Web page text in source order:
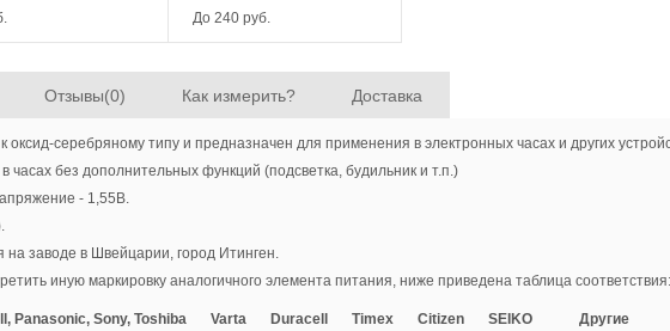
До 240 руб.
Отзывы(0) Как измерить? Доставка
серебряному типу и предназначен для применения в электронных часах и других
часах без дополнительных функций (подсветка, будильник и т.п.)
- 1,55В.
заводе в Швейцарии, город Итинген.
иную маркировку аналогичного элемента питания, ниже приведена таблица соответствия:
Panasonic, Sony, Toshiba Varta Duracell Timex Citizen SEIKO Другие